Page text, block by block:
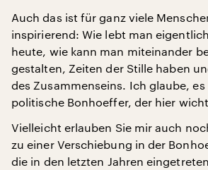
Auch das ist für ganz viele
inspirierend: Wie lebt man
heute, wie kann man miteinander
gestalten, Zeiten der Stille haben
des Zusammenseins. Ich glaube,
politische Bonhoeffer, der hier
Vielleicht erlauben Sie mir auch
zu einer Verschiebung in der
die in den letzten Jahren